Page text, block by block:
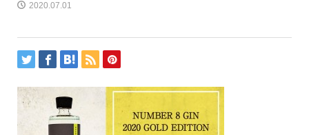
2020.07.01